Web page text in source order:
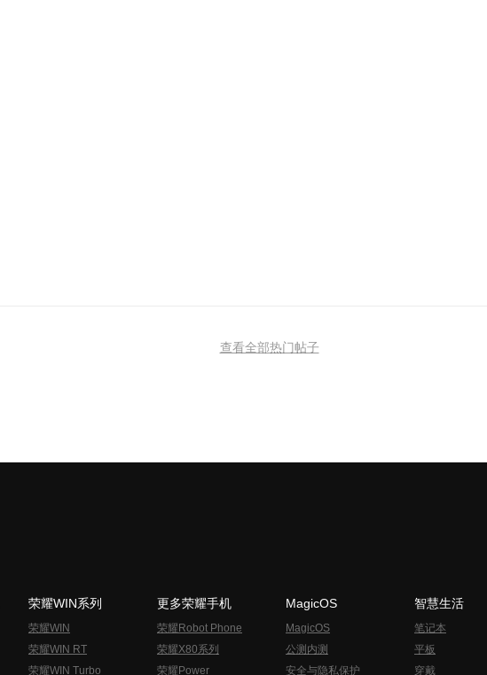
查看全部热门帖子
荣耀WIN系列
荣耀WIN
荣耀WIN RT
荣耀WIN Turbo
更多荣耀手机
荣耀Robot Phone
荣耀X80系列
荣耀Power
MagicOS
MagicOS
公测内测
安全与隐私保护
智慧生活
笔记本
平板
穿戴